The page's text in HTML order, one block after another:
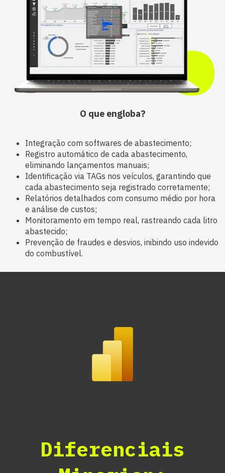
O que engloba?
Integração com softwares de abastecimento;
Registro automático de cada abastecimento,
eliminando lançamentos manuais;
Identificação via TAGs nos veículos, garantindo que
cada abastecimento seja registrado corretamente;
Relatórios detalhados com consumo médio por hora
e análise de custos;
Monitoramento em tempo real, rastreando cada litro
abastecido;
Prevenção de fraudes e desvios, inibindo uso indevido
do combustível.
Diferenciais